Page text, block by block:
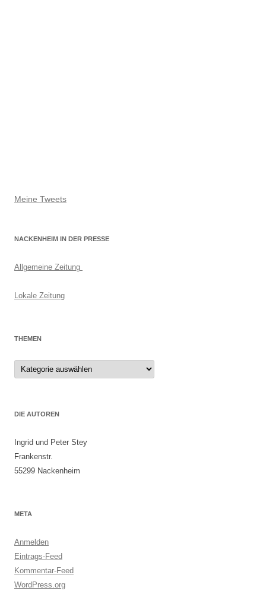
Meine Tweets
NACKENHEIM IN DER PRESSE
Allgemeine Zeitung
Lokale Zeitung
THEMEN
Themen
DIE AUTOREN
Ingrid und Peter Stey
Frankenstr.
55299 Nackenheim
META
Anmelden
Eintrags-Feed
Kommentar-Feed
WordPress.org